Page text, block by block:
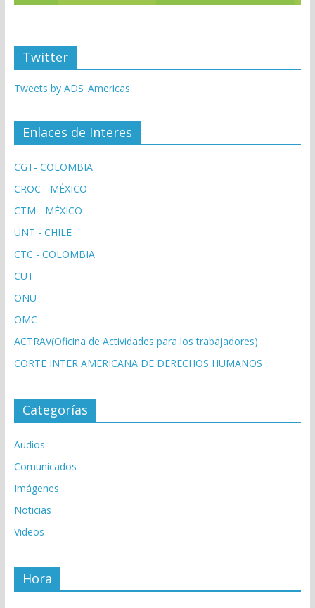
Twitter
Tweets by ADS_Americas
Enlaces de Interes
CGT- COLOMBIA
CROC - MÉXICO
CTM - MÉXICO
UNT - CHILE
CTC - COLOMBIA
CUT
ONU
OMC
ACTRAV(Oficina de Actividades para los trabajadores)
CORTE INTER AMERICANA DE DERECHOS HUMANOS
Categorías
Audios
Comunicados
Imágenes
Noticias
Videos
Hora